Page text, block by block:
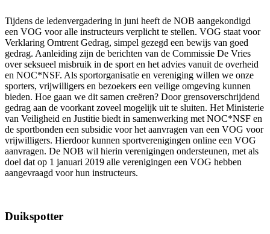
Tijdens de ledenvergadering in juni heeft de NOB aangekondigd
een VOG voor alle instructeurs verplicht te stellen. VOG staat voor
Verklaring Omtrent Gedrag, simpel gezegd een bewijs van goed
gedrag. Aanleiding zijn de berichten van de Commissie De Vries
over seksueel misbruik in de sport en het advies vanuit de overheid
en NOC*NSF. Als sportorganisatie en vereniging willen we onze
sporters, vrijwilligers en bezoekers een veilige omgeving kunnen
bieden. Hoe gaan we dit samen creëren? Door grensoverschrijdend
gedrag aan de voorkant zoveel mogelijk uit te sluiten. Het Ministerie
van Veiligheid en Justitie biedt in samenwerking met NOC*NSF en
de sportbonden een subsidie voor het aanvragen van een VOG voor
vrijwilligers. Hierdoor kunnen sportverenigingen online een VOG
aanvragen. De NOB wil hierin verenigingen ondersteunen, met als
doel dat op 1 januari 2019 alle verenigingen een VOG hebben
aangevraagd voor hun instructeurs.
Duikspotter